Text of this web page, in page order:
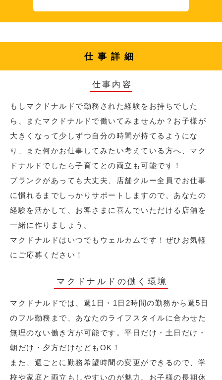
仕事詳細
仕事内容
もしマクドナルドで勤務された経験をお持ちでした
ら、またマクドナルドで働いてみませんか？お子様が
大きくなって少しずつ自分の時間が持てるようにな
り、また何かお仕事してみたい考えている方へ、マク
ドナルドでしたら子育てとの両立も可能です！
ブランクがあっても大丈夫、店舗クルー全員でお仕事
に慣れるまでしっかりサポートしますので、あなたの
経験を活かして、お客さまに喜んでいただける店舗を
一緒に作りましょう。
マクドナルドはいつでもウェルカムです！ぜひお気軽
にご応募ください！
マクドナルドの働く環境
マクドナルドでは、週1日・1日2時間の勤務から週5日
のフル勤務まで、あなたのライフスタイルに合わせた
無理のない働き方が可能です。平日だけ・土日だけ・
朝だけ・夕方だけなどもOK！
また、週ごとに勤務希望時間の変更ができるので、学
校や家庭と両立もしやすいのが魅力。お子様の長期休